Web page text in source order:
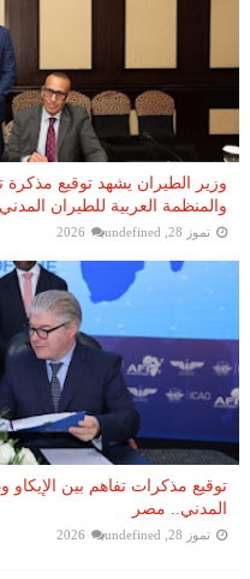
وزير الطيران يشهد توقيع
والمنظمة العربية للطيران
تموز 28, 2026 undefined
توقيع مذكرات تفاهم بين الإيكاو
المدني.. مصر
تموز 28, 2026 undefined